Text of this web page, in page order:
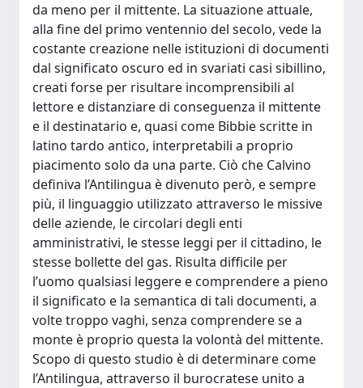
da meno per il mittente. La situazione attuale,
alla fine del primo ventennio del secolo, vede la
costante creazione nelle istituzioni di documenti
dal significato oscuro ed in svariati casi sibillino,
creati forse per risultare incomprensibili al
lettore e distanziare di conseguenza il mittente
e il destinatario e, quasi come Bibbie scritte in
latino tardo antico, interpretabili a proprio
piacimento solo da una parte. Ciò che Calvino
definiva l’Antilingua è divenuto però, e sempre
più, il linguaggio utilizzato attraverso le missive
delle aziende, le circolari degli enti
amministrativi, le stesse leggi per il cittadino, le
stesse bollette del gas. Risulta difficile per
l’uomo qualsiasi leggere e comprendere a pieno
il significato e la semantica di tali documenti, a
volte troppo vaghi, senza comprendere se a
monte è proprio questa la volontà del mittente.
Scopo di questo studio è di determinare come
l’Antilingua, attraverso il burocratese unito a